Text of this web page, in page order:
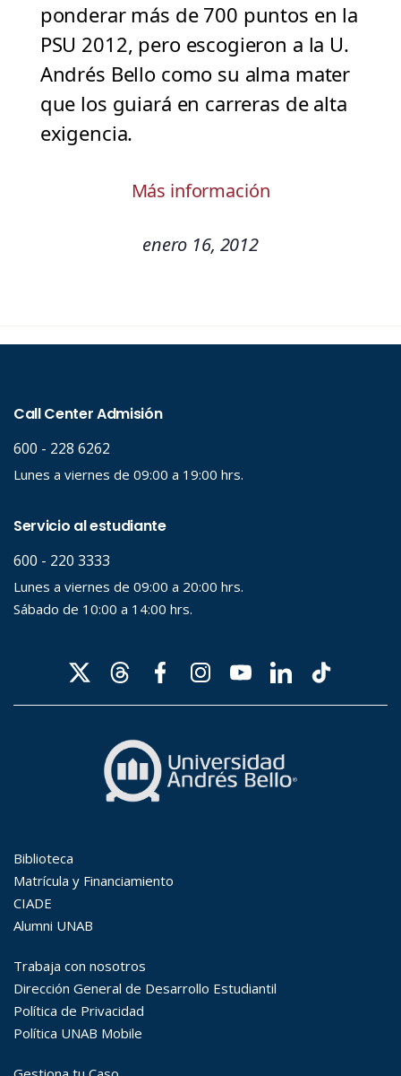
ponderar más de 700 puntos en la
PSU 2012, pero escogieron a la U.
Andrés Bello como su alma mater
que los guiará en carreras de alta
exigencia.
Más información
enero 16, 2012